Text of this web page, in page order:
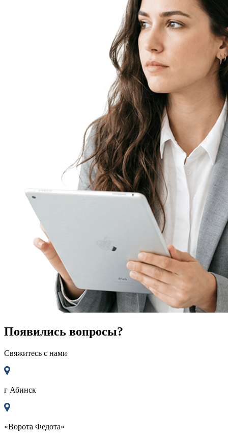
Появились вопросы?
Свяжитесь с нами
г Абинск
«Ворота Федота»